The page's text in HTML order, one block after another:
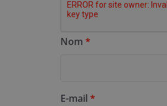
Nom *
E-mail *